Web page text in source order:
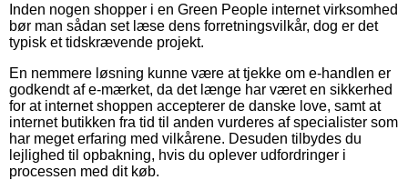
Inden nogen shopper i en Green People internet virksomhed
bør man sådan set læse dens forretningsvilkår, dog er det
typisk et tidskrævende projekt.
En nemmere løsning kunne være at tjekke om e-handlen er
godkendt af e-mærket, da det længe har været en sikkerhed
for at internet shoppen accepterer de danske love, samt at
internet butikken fra tid til anden vurderes af specialister som
har meget erfaring med vilkårene. Desuden tilbydes du
lejlighed til opbakning, hvis du oplever udfordringer i
processen med dit køb.